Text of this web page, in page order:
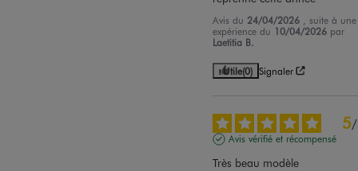
Avis du 24/04/2026
, suite à une
expérience du 10/04/2026 par
Laetitia B.
Utile(0) Signaler
5/
Avis vérifié et récompensé
Très beau modèle